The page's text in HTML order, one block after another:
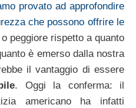
provato ad approfondire
che possono offrire le
peggiore rispetto a quanto
è emerso dalla nostra
il vantaggio di essere
. Oggi la conferma: il
americano ha infatti